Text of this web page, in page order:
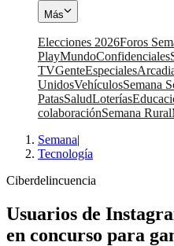
Más
Elecciones 2026Foros
PlayMundoConfidenciales
TVGenteEspeciales
UnidosVehículosSemana
PatasSaludLoterías
colaboraciónSemana Rural
Semana|
Tecnología
Ciberdelincuencia
Usuarios de
en concurso para